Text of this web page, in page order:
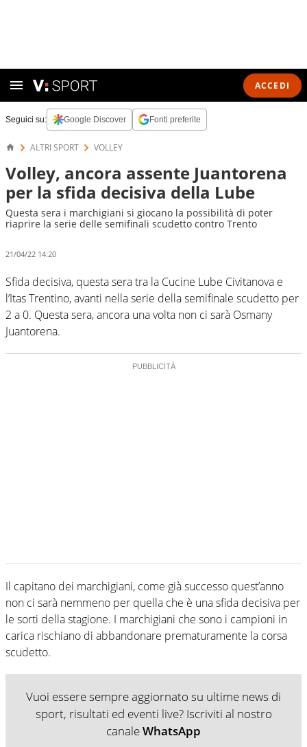
ACCEDI
Seguici su: Google Discover Fonti preferite
ALTRI SPORT VOLLEY
Volley, ancora assente Juantorena
per la sfida decisiva della Lube
Questa sera i marchigiani si giocano la possibilità di poter
riaprire la serie delle semifinali scudetto contro Trento
21/04/22 14:20
Sfida decisiva, questa sera tra la Cucine Lube Civitanova e
l’Itas Trentino, avanti nella serie della semifinale scudetto per
2 a 0. Questa sera, ancora una volta non ci sarà Osmany
Juantorena.
Il capitano dei marchigiani, come già successo quest’anno
non ci sarà nemmeno per quella che è una sfida decisiva per
le sorti della stagione. I marchigiani che sono i campioni in
carica rischiano di abbandonare prematuramente la corsa
scudetto.
Vuoi essere sempre aggiornato su ultime news di
sport, risultati ed eventi live? Iscriviti al nostro
canaleWhatsApp